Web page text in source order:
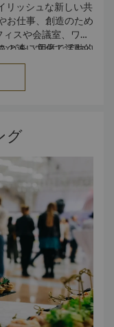
リッシュな新しい共
お仕事、創造のため
スや会議室、ワー
どをご用意してお
ワーキングスペー
の速い文化で活動的
ジタルで繋がる企
雰囲気で、きめ細
議の開催と創造性
い。
グ